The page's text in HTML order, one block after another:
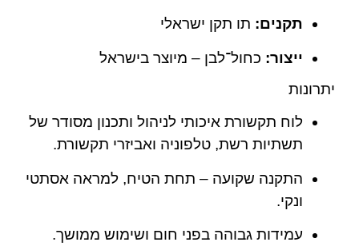
תקנים: תו תקן ישראלי
ייצור: כחול־לבן – מיוצר בישראל
יתרונות
לוח תקשורת איכותי לניהול ותכנון מסודר של
תשתיות רשת, טלפוניה ואביזרי תקשורת.
התקנה שקועה – תחת הטיח, למראה אסתטי
ונקי.
עמידות גבוהה בפני חום ושימוש ממושך.